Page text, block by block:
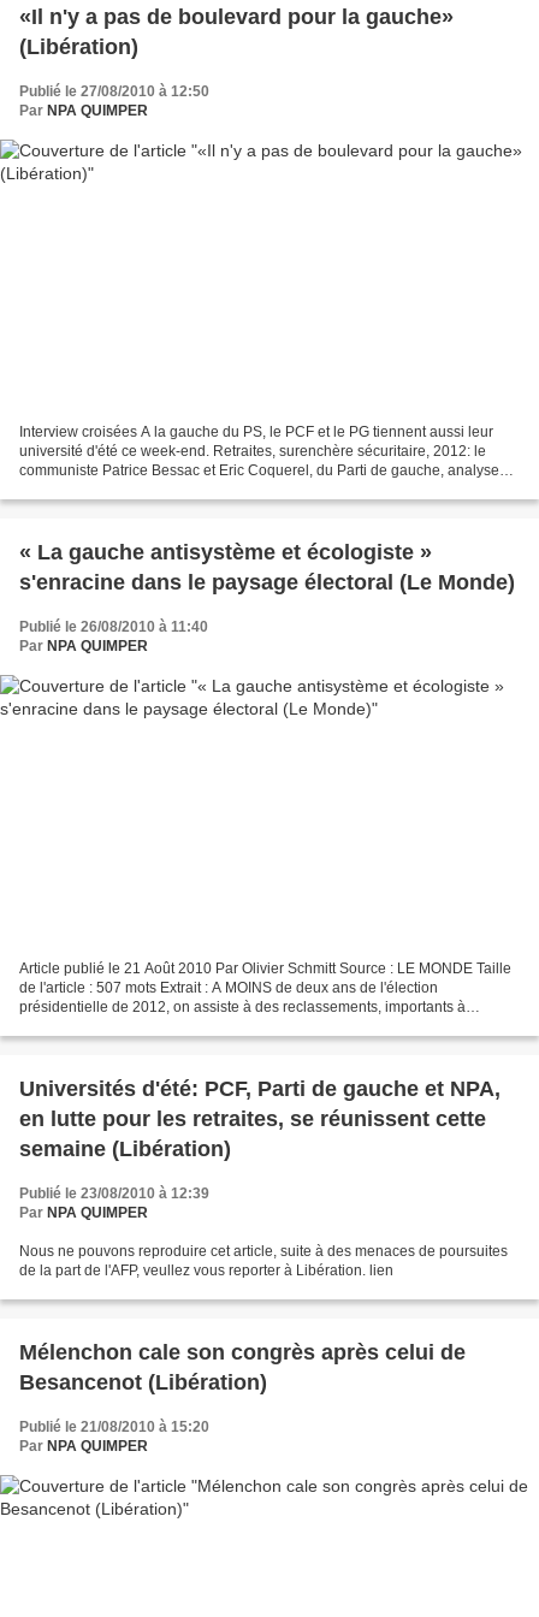
«Il n'y a pas de boulevard pour la gauche»
(Libération)
Publié le 27/08/2010 à 12:50
Par NPA QUIMPER
Interview croisées A la gauche du PS, le PCF et le PG tiennent aussi leur
université d'été ce week-end. Retraites, surenchère sécuritaire, 2012: le
communiste Patrice Bessac et Eric Coquerel, du Parti de gauche, analysent
« La gauche antisystème et écologiste »
s'enracine dans le paysage électoral (Le Monde)
Publié le 26/08/2010 à 11:40
Par NPA QUIMPER
Article publié le 21 Août 2010 Par Olivier Schmitt Source : LE MONDE Taille
de l'article : 507 mots Extrait : A MOINS de deux ans de l'élection
présidentielle de 2012, on assiste à des reclassements, importants à
Universités d'été: PCF, Parti de gauche et NPA,
en lutte pour les retraites, se réunissent cette
semaine (Libération)
Publié le 23/08/2010 à 12:39
Par NPA QUIMPER
Nous ne pouvons reproduire cet article, suite à des menaces de poursuites
de la part de l'AFP, veullez vous reporter à Libération. lien
Mélenchon cale son congrès après celui de
Besancenot (Libération)
Publié le 21/08/2010 à 15:20
Par NPA QUIMPER